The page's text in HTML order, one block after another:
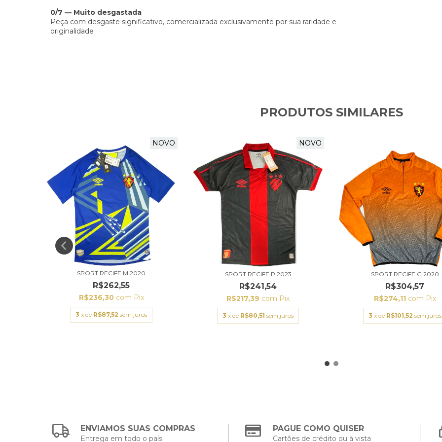
0/7 — Muito desgastada
Peça com desgaste significativo, comercializada exclusivamente por sua raridade e
originalidade
PRODUTOS SIMILARES
NOVO
SPORT RECIFE M 2020
R$262,55
R$236,30 com Pix
3 x de R$87,52 sem juros
NOVO
SPORT RECIFE P 2023
R$241,54
R$217,39 com Pix
3 x de R$80,51 sem juros
SPORT RECIFE G 2020
R$304,57
R$274,11 com Pix
3 x de R$101,52 sem juros
ENVIAMOS SUAS COMPRAS
Entrega em todo o país
PAGUE COMO QUISER
Cartões de crédito ou à vista